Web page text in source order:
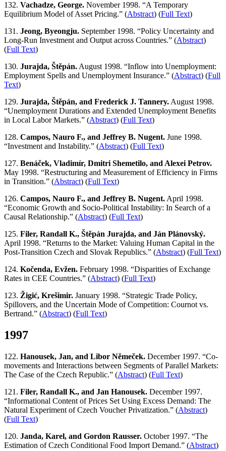
132. Vachadze, George. November 1998. “A Temporary
Equilibrium Model of Asset Pricing.” (Abstract) (Full Text)
131. Jeong, Byeongju. September 1998. “Policy Uncertainty and
Long-Run Investment and Output across Countries.” (Abstract)
(Full Text)
130. Jurajda, Štěpán. August 1998. “Inflow into Unemployment:
Employment Spells and Unemployment Insurance.” (Abstract) (Full
Text)
129. Jurajda, Štěpán, and Frederick J. Tannery. August 1998.
“Unemployment Durations and Extended Unemployment Benefits
in Local Labor Markets.” (Abstract) (Full Text)
128. Campos, Nauro F., and Jeffrey B. Nugent. June 1998.
“Investment and Instability.” (Abstract) (Full Text)
127. Benáček, Vladimír, Dmitri Shemetilo, and Alexei Petrov.
May 1998. “Restructuring and Measurement of Efficiency in Firms
in Transition.” (Abstract) (Full Text)
126. Campos, Nauro F., and Jeffrey B. Nugent. April 1998.
“Economic Growth and Socio-Political Instability: In Search of a
Causal Relationship.” (Abstract) (Full Text)
125. Filer, Randall K., Štěpán Jurajda, and Ján Plánovský.
April 1998. “Returns to the Market: Valuing Human Capital in the
Post-Transition Czech and Slovak Republics.” (Abstract) (Full Text)
124. Kočenda, Evžen. February 1998. “Disparities of Exchange
Rates in CEE Countries.” (Abstract) (Full Text)
123. Žigić, Krešimir. January 1998. “Strategic Trade Policy,
Spillovers, and the Uncertain Mode of Competition: Cournot vs.
Bertrand.” (Abstract) (Full Text)
1997
122. Hanousek, Jan, and Libor Němeček. December 1997. “Co-
movements and Interactions between Segments of Parallel Markets:
The Case of the Czech Republic.” (Abstract) (Full Text)
121. Filer, Randall K., and Jan Hanousek. December 1997.
“Informational Content of Prices Set Using Excess Demand: The
Natural Experiment of Czech Voucher Privatization.” (Abstract)
(Full Text)
120. Janda, Karel, and Gordon Rausser. October 1997. “The
Estimation of Czech Conditional Food Import Demand.” (Abstract)